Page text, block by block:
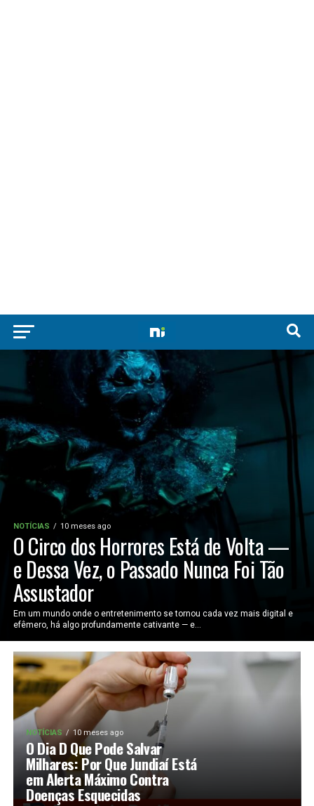
NOTÍCIAS 10 meses ago
O Circo dos Horrores Está de Volta —
e Dessa Vez, o Passado Nunca Foi Tão
Assustador
Em um mundo onde o entretenimento se tornou cada vez mais digital e
efêmero, há algo profundamente cativante — e...
NOTÍCIAS 10 meses ago
O Dia D Que Pode Salvar
Milhares: Por Que Jundiaí Está
em Alerta Máximo Contra
Doenças Esquecidas